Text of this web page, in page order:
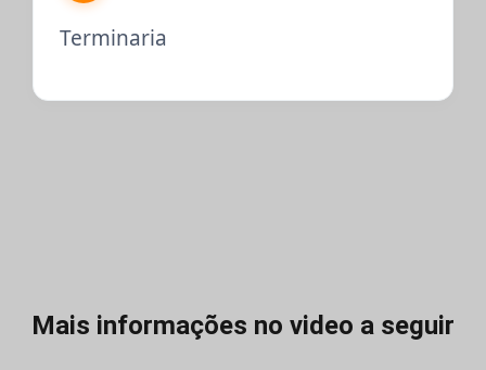
Terminaria
Mais informações no video a seguir